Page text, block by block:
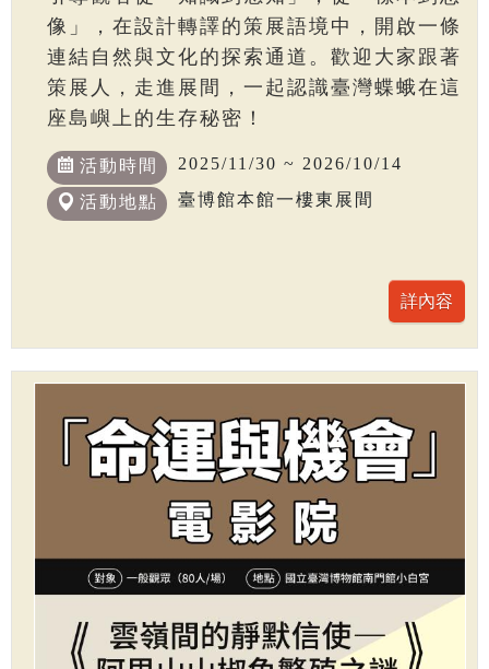
像」，在設計轉譯的策展語境中，開啟一條
連結自然與文化的探索通道。歡迎大家跟著
策展人，走進展間，一起認識臺灣蝶蛾在這
座島嶼上的生存秘密！
活動時間 2025/11/30 ~ 2026/10/14
活動地點 臺博館本館一樓東展間